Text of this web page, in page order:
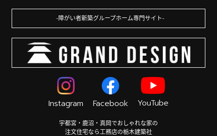
障がい者新築グループホーム専門サイト
Instagram Facebook YouTube
宇都宮・鹿沼・真岡でおしゃれな家の
注文住宅なら工務店の栃木建築社